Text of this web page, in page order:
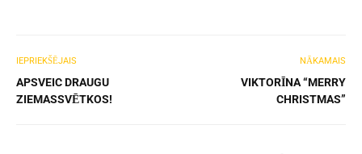
IEPRIEKŠĒJAIS
APSVEIC DRAUGU
ZIEMASSVĒTKOS!
NĀKAMAIS
VIKTORĪNA “MERRY
CHRISTMAS”